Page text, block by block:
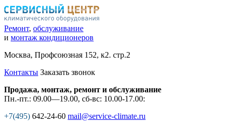
Ремонт, обслуживание
и монтаж кондиционеров
Москва, Профсоюзная 152, к2. стр.2
Контакты Заказать звонок
Продажа, монтаж, ремонт и обслуживание
Пн.-пт.: 09.00—19.00, сб-вс: 10.00-17.00:
+7(495) 642-24-60 mail@service-climate.ru